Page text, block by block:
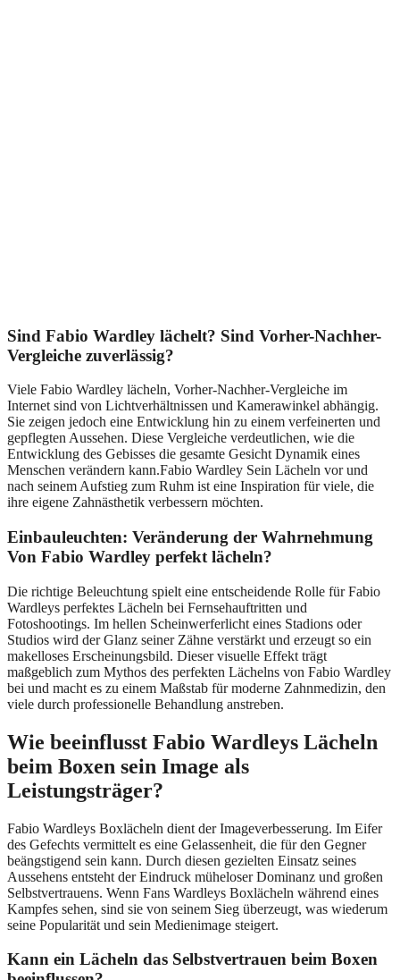
Sind Fabio Wardley lächelt? Sind Vorher-Nachher-
Vergleiche zuverlässig?
Viele Fabio Wardley lächeln, Vorher-Nachher-Vergleiche im
Internet sind von Lichtverhältnissen und Kamerawinkel abhängig.
Sie zeigen jedoch eine Entwicklung hin zu einem verfeinerten und
gepflegten Aussehen. Diese Vergleiche verdeutlichen, wie die
Entwicklung des Gebisses die gesamte Gesicht Dynamik eines
Menschen verändern kann.Fabio Wardley Sein Lächeln vor und
nach seinem Aufstieg zum Ruhm ist eine Inspiration für viele, die
ihre eigene Zahnästhetik verbessern möchten.
Einbauleuchten: Veränderung der Wahrnehmung
Von Fabio Wardley perfekt lächeln?
Die richtige Beleuchtung spielt eine entscheidende Rolle für Fabio
Wardleys perfektes Lächeln bei Fernsehauftritten und
Fotoshootings. Im hellen Scheinwerferlicht eines Stadions oder
Studios wird der Glanz seiner Zähne verstärkt und erzeugt so ein
makelloses Erscheinungsbild. Dieser visuelle Effekt trägt
maßgeblich zum Mythos des perfekten Lächelns von Fabio Wardley
bei und macht es zu einem Maßstab für moderne Zahnmedizin, den
viele durch professionelle Behandlung anstreben.
Wie beeinflusst Fabio Wardleys Lächeln
beim Boxen sein Image als
Leistungsträger?
Fabio Wardleys Boxlächeln dient der Imageverbesserung. Im Eifer
des Gefechts vermittelt es eine Gelassenheit, die für den Gegner
beängstigend sein kann. Durch diesen gezielten Einsatz seines
Aussehens entsteht der Eindruck müheloser Dominanz und großen
Selbstvertrauens. Wenn Fans Wardleys Boxlächeln während eines
Kampfes sehen, sind sie von seinem Sieg überzeugt, was wiederum
seine Popularität und sein Medienimage steigert.
Kann ein Lächeln das Selbstvertrauen beim Boxen